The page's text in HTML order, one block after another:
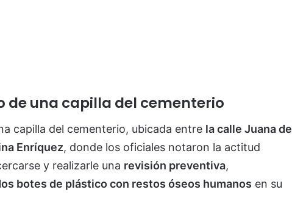
de una capilla del cementerio
capilla del cementerio, ubicada entre la calle Juana de
Enríquez, donde los oficiales notaron la actitud
y realizarle una revisión preventiva,
botes de plástico con restos óseos humanos en su